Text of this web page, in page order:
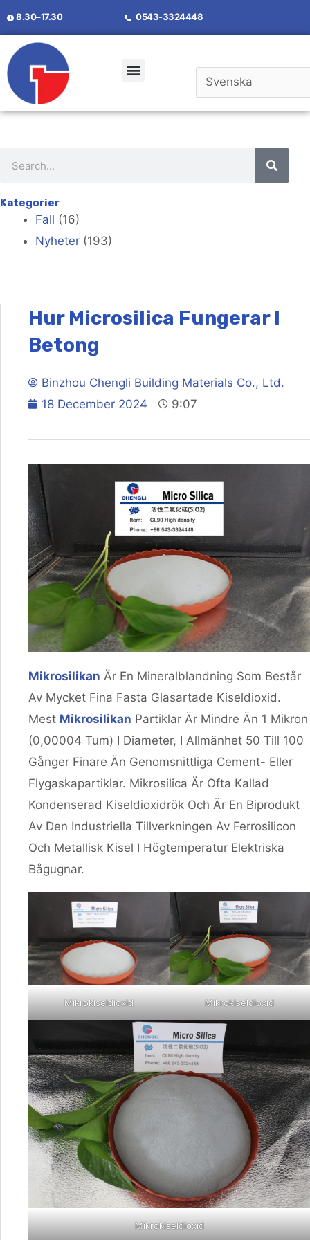
8.30–17.30 0543-3324448
Kategorier
Fall (16)
Nyheter (193)
Hur Microsilica Fungerar I
Betong
Binzhou Chengli Building Materials Co., Ltd.
18 December 2024
9:07
Mikrosilikan Är En Mineralblandning Som Består
Av Mycket Fina Fasta Glasartade Kiseldioxid.
Mest Mikrosilikan Partiklar Är Mindre Än 1 Mikron
(0,00004 Tum) I Diameter, I Allmänhet 50 Till 100
Gånger Finare Än Genomsnittliga Cement- Eller
Flygaskapartiklar. Mikrosilica Är Ofta Kallad
Kondenserad Kiseldioxidrök Och Är En Biprodukt
Av Den Industriella Tillverkningen Av Ferrosilicon
Och Metallisk Kisel I Högtemperatur Elektriska
Bågugnar.
Mikrokiseldioxid Mikrokiseldioxid
Mikrokiseldioxid